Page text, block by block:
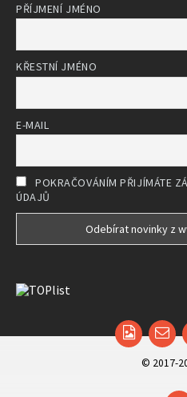
PŘÍJMENÍ JMÉNO
KŘESTNÍ JMÉNO
E-MAIL
POKRAČOVÁNÍM PŘIJÍMÁTE
ÚDAJŮ
© 2017-